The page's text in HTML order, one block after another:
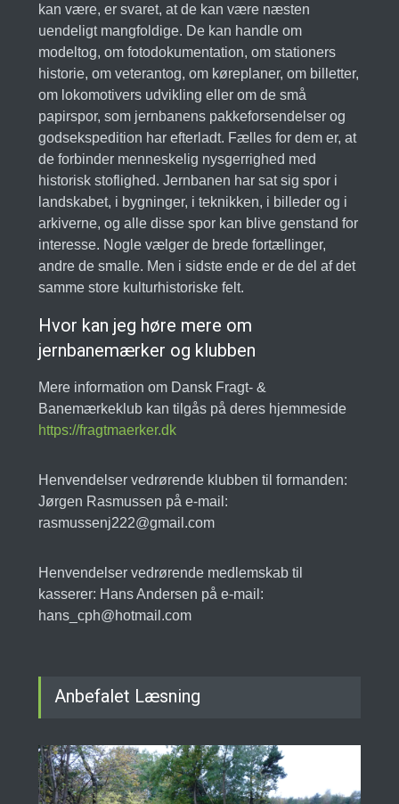
kan være, er svaret, at de kan være næsten
uendeligt mangfoldige. De kan handle om
modeltog, om fotodokumentation, om stationers
historie, om veterantog, om køreplaner, om billetter,
om lokomotivers udvikling eller om de små
papirspor, som jernbanens pakkeforsendelser og
godsekspedition har efterladt. Fælles for dem er, at
de forbinder menneskelig nysgerrighed med
historisk stoflighed. Jernbanen har sat sig spor i
landskabet, i bygninger, i teknikken, i billeder og i
arkiverne, og alle disse spor kan blive genstand for
interesse. Nogle vælger de brede fortællinger,
andre de smalle. Men i sidste ende er de del af det
samme store kulturhistoriske felt.
Hvor kan jeg høre mere om
jernbanemærker og klubben
Mere information om Dansk Fragt- &
Banemærkeklub kan tilgås på deres hjemmeside
https://fragtmaerker.dk
Henvendelser vedrørende klubben til formanden:
Jørgen Rasmussen på e-mail:
rasmussenj222@gmail.com
Henvendelser vedrørende medlemskab til
kasserer: Hans Andersen på e-mail:
hans_cph@hotmail.com
Anbefalet Læsning